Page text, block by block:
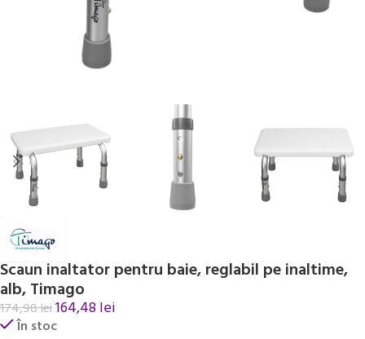
Scaun inaltator pentru baie, reglabil pe inaltime,
alb, Timago
174,98lei164,48lei
În stoc